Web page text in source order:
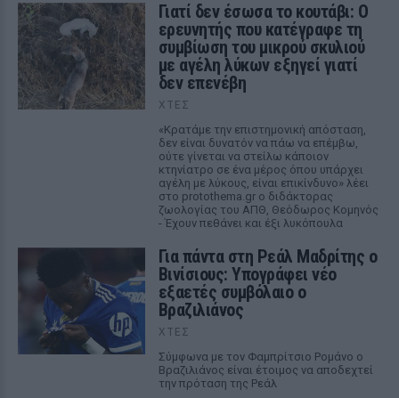
Γιατί δεν έσωσα το κουτάβι: Ο
ερευνητής που κατέγραφε τη
συμβίωση του μικρού σκυλιού
με αγέλη λύκων εξηγεί γιατί
δεν επενέβη
ΧΤΕΣ
«Κρατάμε την επιστημονική απόσταση,
δεν είναι δυνατόν να πάω να επέμβω,
ούτε γίνεται να στείλω κάποιον
κτηνίατρο σε ένα μέρος όπου υπάρχει
αγέλη με λύκους, είναι επικίνδυνο» λέει
στο protothema.gr ο διδάκτορας
ζωολογίας του ΑΠΘ, Θεόδωρος Κομηνός
- Έχουν πεθάνει και έξι λυκόπουλα
Για πάντα στη Ρεάλ Μαδρίτης ο
Βινίσιους: Υπογράφει νέο
εξαετές συμβόλαιο ο
Βραζιλιάνος
ΧΤΕΣ
Σύμφωνα με τον Φαμπρίτσιο Ρομάνο ο
Βραζιλιάνος είναι έτοιμος να αποδεχτεί
την πρόταση της Ρεάλ